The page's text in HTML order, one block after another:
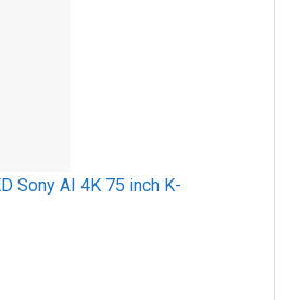
Sony AI 4K 75 inch K-